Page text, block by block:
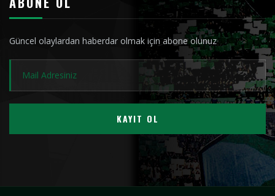
Güncel olaylardan haberdar olmak için abone olunuz
KAYIT OL